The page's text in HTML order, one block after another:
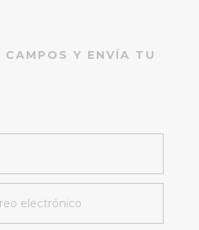
CAMPOS Y ENVÍA TU